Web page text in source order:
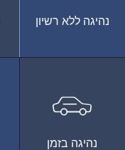
נהיגה ללא רשיון
נהיגה בזמן